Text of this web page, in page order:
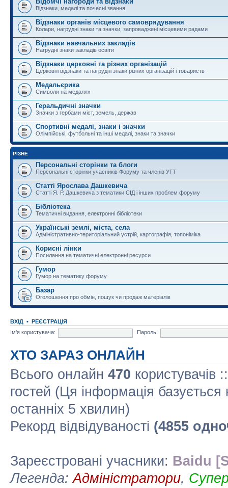
Відзнаки, медалі та почесні звання
Відзнаки органів місцевого самоврядування
Колари, нагрудні знаки та значки, запроваджені місцевими радами
Відзнаки навчальних закладів
Нагрудні знаки закладів освіти
Відзнаки церковні та різних організацій
Церковні відзнаки та нагрудні знаки різних організацій і товариств
Медальєрика
Символи на медалях
Геральдичні значки
Значки з гербами міст, земель, держав
Спортивні медалі, знаки і значки
Олімпійські, футбольні та інші медалі, знаки та значки
РІЗНЕ
Персональні сторінки та блоги
Персональні сторінки учасників Форуму та членів УГТ
Статті Ярослава Дашкевича
Статті Я. Р. Дашкевича з тематики СІД і інших проблем форуму
Бібліотека
Тематичні видання, електронні бібліотеки
Українські землі, міста, села
Адміністративно-територіальний устрій, картографія, топоніміка
Корисні лінки
Посилання на тематичні електронні ресурси
Гумор
Гумор на тематику форуму
Базар
Оголошення про обмін, пошук чи продаж матеріалів
ВХІД • РЕЄСТРАЦІЯ
Ім'я користувача:
Пароль:
ХТО ЗАРАЗ ОНЛАЙН
Всього онлайн 470 користувачів
гостей (Ця інформація базується
останніх 5 хвилин)
Рекорд відвідуваності (4855
Зареєстровані учасники: Baidu
Легенда:Адміністратори,